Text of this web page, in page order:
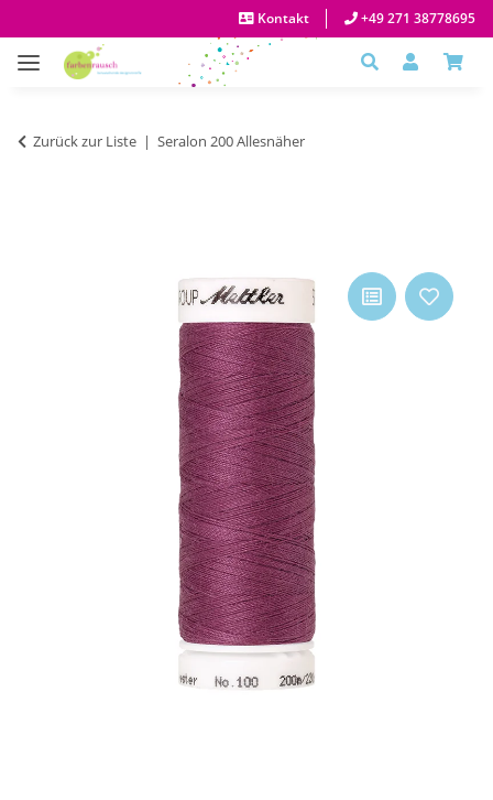
Kontakt +49 271 38778695
Zurück zur Liste Seralon 200 Allesnäher